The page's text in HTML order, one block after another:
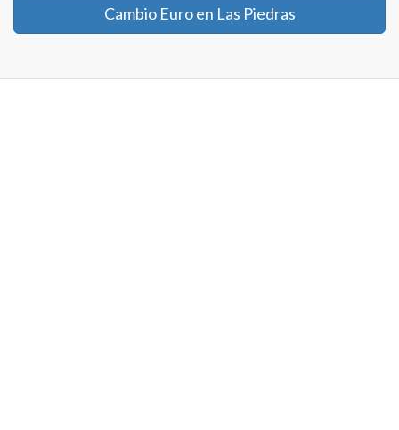
Cambio Euro en Las Piedras